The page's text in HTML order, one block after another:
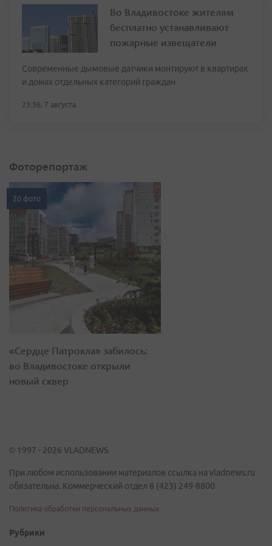
Во Владивостоке жителям
бесплатно устанавливают
пожарные извещатели
Современные дымовые датчики монтируют в квартирах
и домах отдельных категорий граждан
23:36, 7 августа
Фоторепортаж
20 фото
«Сердце Патрокла» забилось:
во Владивостоке открыли
новый сквер
© 1997 - 2026 VLADNEWS
При любом использовании материалов ссылка на vladnews.ru
обязательна. Коммерческий отдел 8 (423) 249-8800
Политика обработки персональных данных
Рубрики